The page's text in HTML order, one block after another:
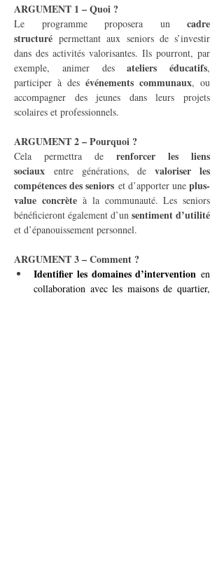
ARGUMENT 1 – Quoi ?
Le programme proposera un cadre
structuré permettant aux seniors de s’investir
dans des activités valorisantes. Ils pourront, par
exemple, animer des ateliers éducatifs,
participer à des événements communaux, ou
accompagner des jeunes dans leurs projets
scolaires et professionnels.
ARGUMENT 2 – Pourquoi ?
Cela permettra de renforcer les liens
sociaux entre générations, de valoriser les
compétences des seniors et d’apporter une plus-
value concrète à la communauté. Les seniors
bénéficieront également d’un sentiment d’utilité
et d’épanouissement personnel.
ARGUMENT 3 – Comment ?
Identifier les domaines d’intervention en
collaboration avec les maisons de quartier,